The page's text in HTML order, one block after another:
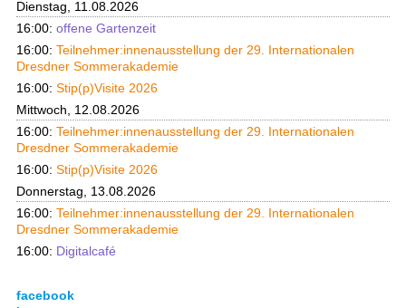
Dienstag, 11.08.2026
16:00: offene Gartenzeit
16:00: Teilnehmer:innenausstellung der 29. Internationalen
Dresdner Sommerakademie
16:00: Stip(p)Visite 2026
Mittwoch, 12.08.2026
16:00: Teilnehmer:innenausstellung der 29. Internationalen
Dresdner Sommerakademie
16:00: Stip(p)Visite 2026
Donnerstag, 13.08.2026
16:00: Teilnehmer:innenausstellung der 29. Internationalen
Dresdner Sommerakademie
16:00: Digitalcafé
facebook